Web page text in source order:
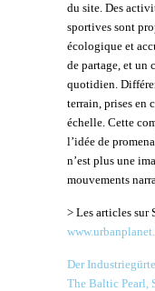
du site. Des
sportives sont
écologique et
de partage, et un
quotidien.
terrain, prises en
échelle. Cette
l’idée de
n’est plus une
mouvements
> Les articles sur
Der
The Baltic Pearl,